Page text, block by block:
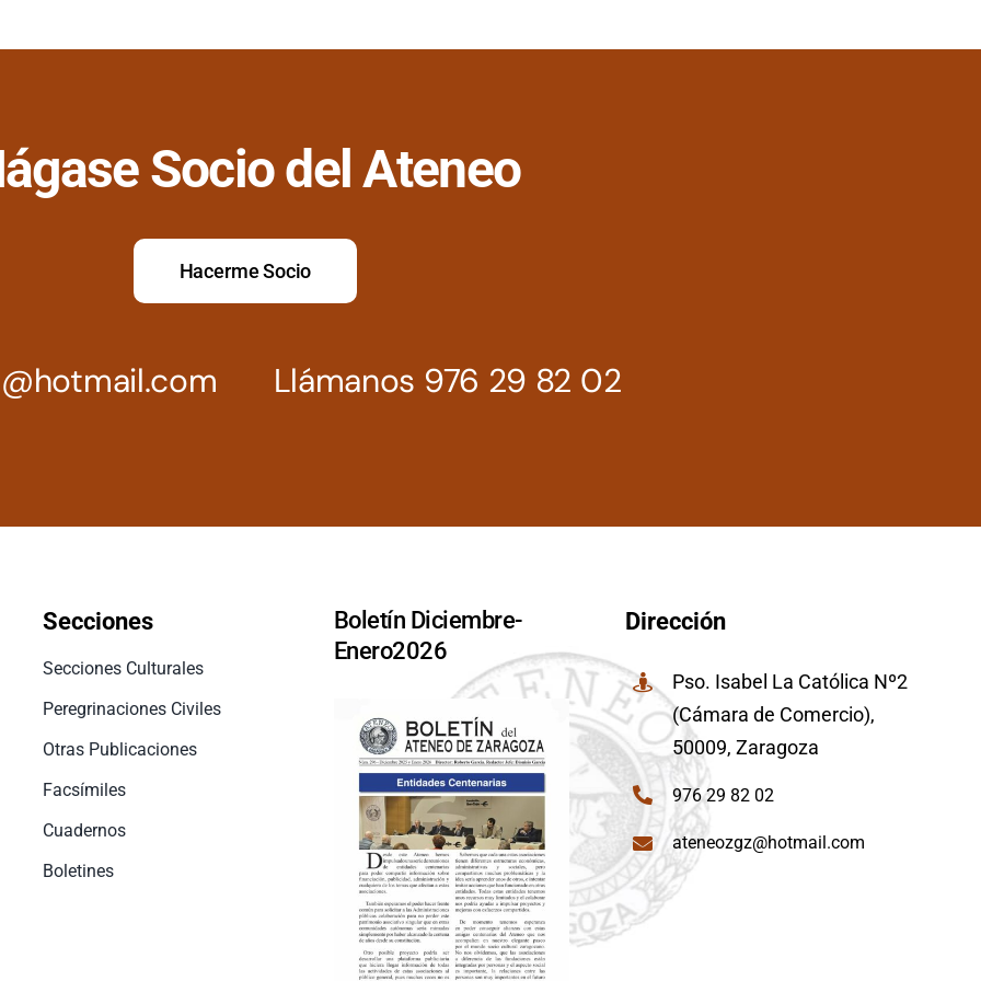
Socio del Ateneo
Hacerme Socio
Llámanos 976 29 82 02
Secciones
Secciones Culturales
Peregrinaciones Civiles
Otras Publicaciones
Facsímiles
Cuadernos
Boletines
Boletín Diciembre-
Enero2026
Dirección
Pso. Isabel La Católica Nº2
(Cámara de Comercio),
50009, Zaragoza
976 29 82 02
ateneozgz@hotmail.com